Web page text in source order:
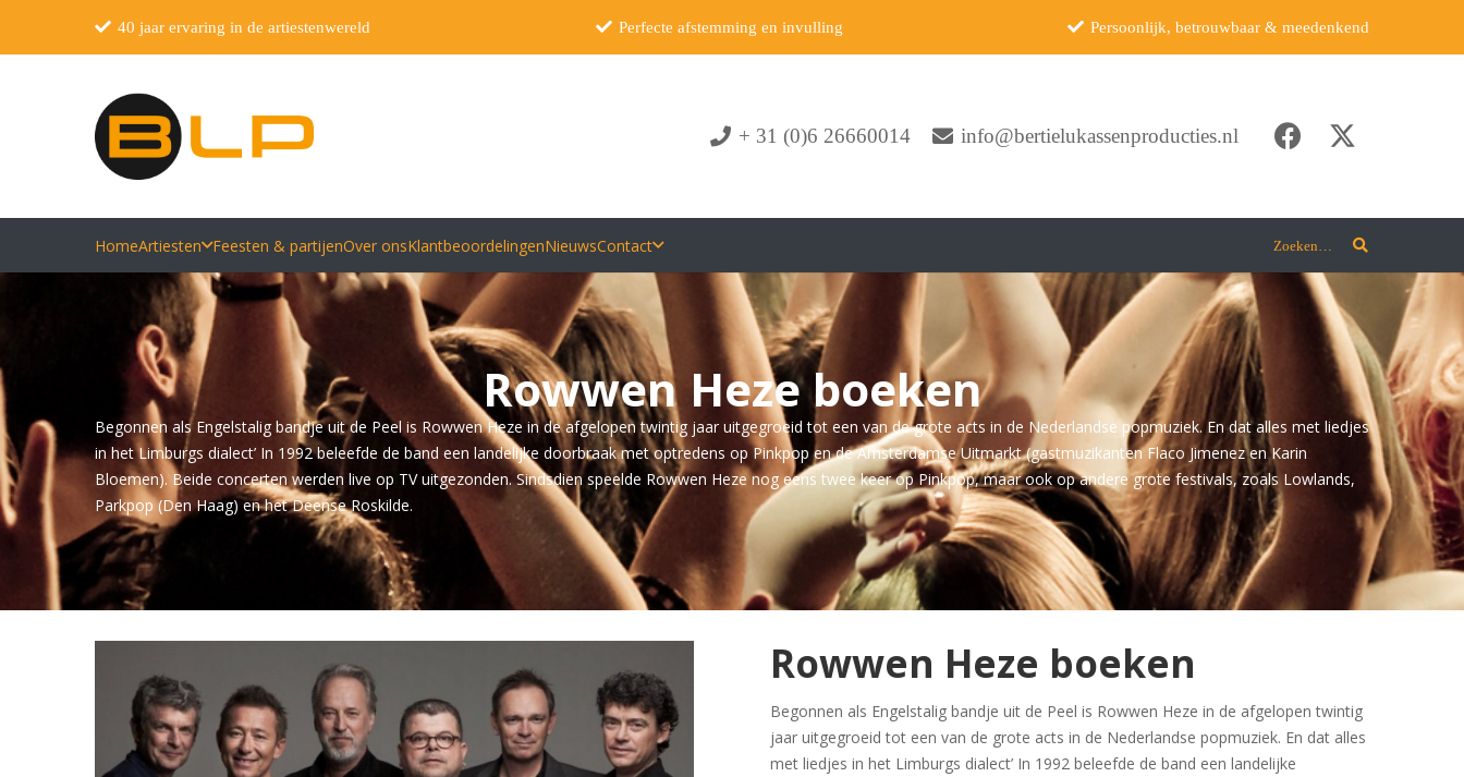
40 jaar ervaring in de artiestenwereld Perfecte afstemming en invulling Persoonlijk, betrouwbaar & meedenkend
+ 31 (0)6 26660014 info@bertielukassenproducties.nl
HomeArtiesten Feesten & partijenOver onsKlantbeoordelingenNieuwsContact Zoeken…
Rowwen Heze boeken
Begonnen als Engelstalig bandje uit de Peel is Rowwen Heze in de afgelopen twintig jaar uitgegroeid tot een van de grote acts in de Nederlandse popmuziek. En dat alles met liedjes
in het Limburgs dialect’ In 1992 beleefde de band een landelijke doorbraak met optredens op Pinkpop en de Amsterdamse Uitmarkt (gastmuzikanten Flaco Jimenez en Karin
Bloemen). Beide concerten werden live op TV uitgezonden. Sindsdien speelde Rowwen Heze nog eens twee keer op Pinkpop, maar ook op andere grote festivals, zoals Lowlands,
Parkpop (Den Haag) en het Deense Roskilde.
Rowwen Heze boeken
Begonnen als Engelstalig bandje uit de Peel is Rowwen Heze in de afgelopen twintig
jaar uitgegroeid tot een van de grote acts in de Nederlandse popmuziek. En dat alles
met liedjes in het Limburgs dialect’ In 1992 beleefde de band een landelijke